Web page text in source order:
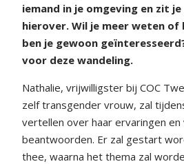
iemand in je omgeving en zit
hierover. Wil je meer weten
ben je gewoon
voor deze wandeling.
Nathalie, vrijwilligster bij COC
zelf transgender vrouw, zal
vertellen over haar ervaringen en
beantwoorden. Er zal gestart
thee, waarna het thema zal